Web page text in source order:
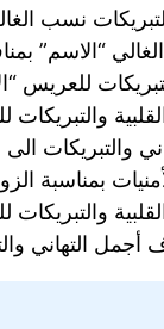
نسب
“الاسم”
والتبريكات
بمناسبة
أجمل التهاني